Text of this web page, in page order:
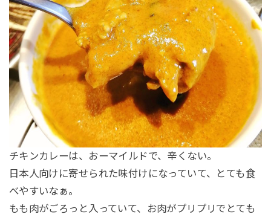
チキンカレーは、おーマイルドで、辛くない。
日本人向けに寄せられた味付けになっていて、とても食
べやすいなぁ。
もも肉がごろっと入っていて、お肉がプリプリでとても